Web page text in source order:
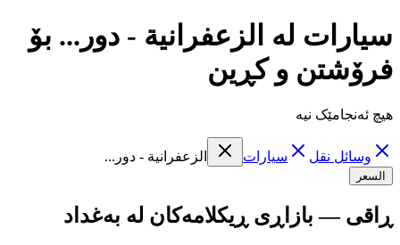
سيارات لە الزعفرانية - دور... بۆ
فرۆشتن و کڕین
هیچ ئەنجامێک نیە
وسائل نقل سيارات الزعفرانية - دور...
السعر
ڕاقی — بازاڕی ڕیکلامەکان لە بەغداد